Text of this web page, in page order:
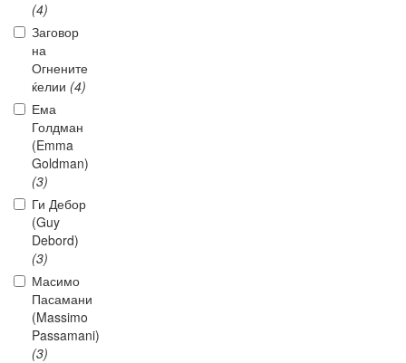
(4)
Заговор
на
Огнените
ќелии (4)
Ема
Голдман
(Emma
Goldman)
(3)
Ги Дебор
(Guy
Debord)
(3)
Масимо
Пасамани
(Massimo
Passamani)
(3)